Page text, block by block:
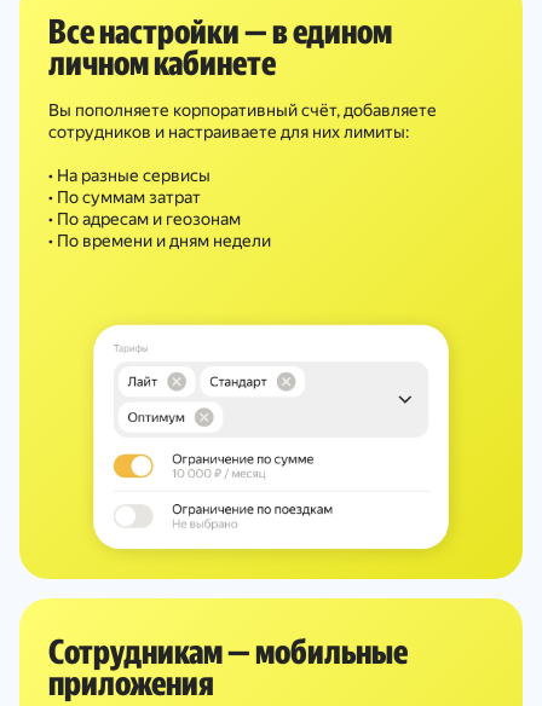
Все настройки — в едином
личном кабинете
Вы пополняете корпоративный счёт, добавляете
сотрудников и настраиваете для них лимиты:
• На разные сервисы
• По суммам затрат
• По адресам и геозонам
• По времени и дням недели
Сотрудникам — мобильные
приложения